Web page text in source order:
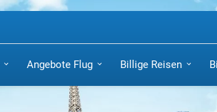
Angebote Flug Billige Reisen